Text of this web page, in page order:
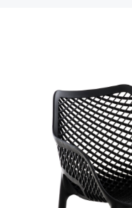
verfügbar.)